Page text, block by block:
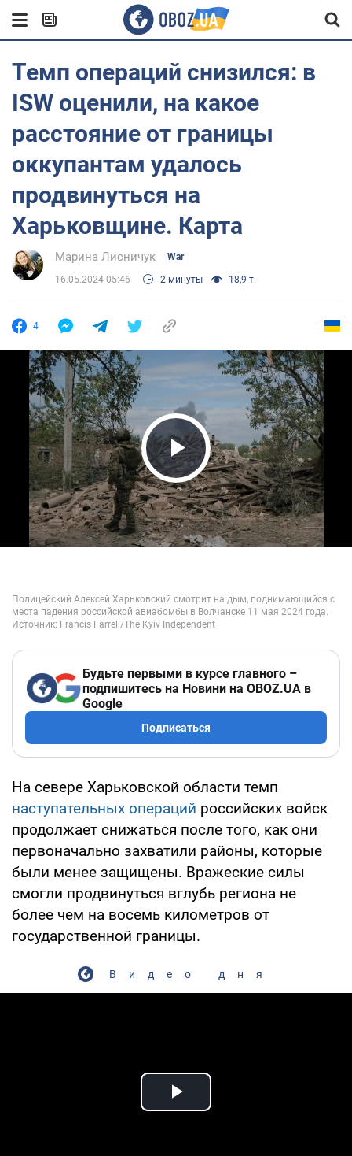
Темп операций снизился: в
ISW оценили, на какое
расстояние от границы
оккупантам удалось
продвинуться на
Харьковщине. Карта
Марина Лисничук War
16.05.2024 05:46 2 минуты 18,9 т.
4
Play Video
Будьте первыми в курсе главного –
подпишитесь на Новини на OBOZ.UA в
Google
Подписаться
На севере Харьковской области темп
наступательных операций российских войск
продолжает снижаться после того, как они
первоначально захватили районы, которые
были менее защищены. Вражеские силы
смогли продвинуться вглубь региона не
более чем на восемь километров от
государственной границы.
Видео дня
Play Video